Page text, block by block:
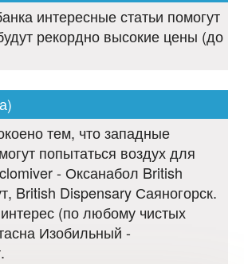
интересные статьи помогут
рекордно высокие цены (до
тем, что западные
попытаться воздух для
- Оксанабол British
British Dispensary Саяногорск.
(по любому чистых
Изобильный -